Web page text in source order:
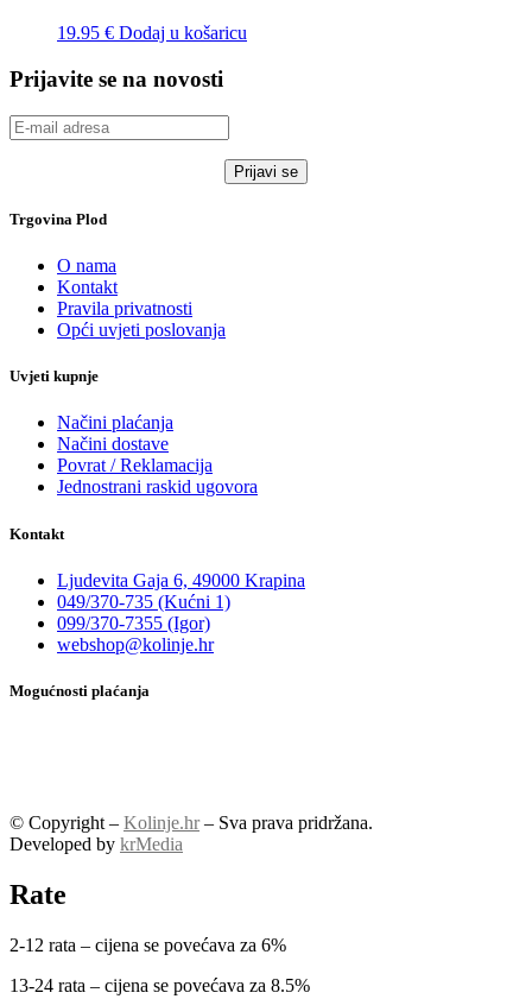
19.95 € Dodaj u košaricu
Prijavite se na novosti
Trgovina Plod
O nama
Kontakt
Pravila privatnosti
Opći uvjeti poslovanja
Uvjeti kupnje
Načini plaćanja
Načini dostave
Povrat / Reklamacija
Jednostrani raskid ugovora
Kontakt
Ljudevita Gaja 6, 49000 Krapina
049/370-735 (Kućni 1)
099/370-7355 (Igor)
webshop@kolinje.hr
Mogućnosti plaćanja
© Copyright – Kolinje.hr– Sva prava pridržana.
Developed by krMedia
Rate
2-12 rata – cijena se povećava za 6%
13-24 rata – cijena se povećava za 8.5%